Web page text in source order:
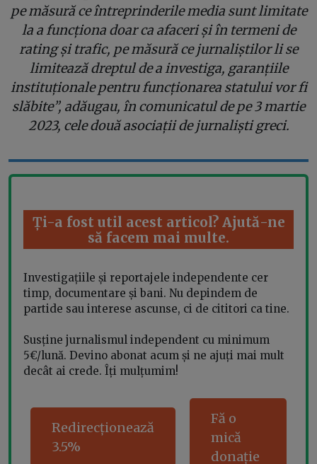
pe măsură ce întreprinderile media sunt limitate
la a funcționa doar ca afaceri și în termeni de
rating și trafic, pe măsură ce jurnaliștilor li se
limitează dreptul de a investiga, garanțiile
instituționale pentru funcționarea statului vor fi
slăbite”, adăugau, în comunicatul de pe 3 martie
2023, cele două asociații de jurnaliști greci.
Ți-a fost util acest articol? Ajută-ne
să facem mai multe.
Investigațiile și reportajele independente cer
timp, documentare și bani. Nu depindem de
partide sau interese ascunse, ci de cititori ca tine.
Susține jurnalismul independent cu minimum
5€/lună. Devino abonat acum și ne ajuți mai mult
decât ai crede. Îți mulțumim!
Redirecționează
3.5%
Fă o
mică
donație